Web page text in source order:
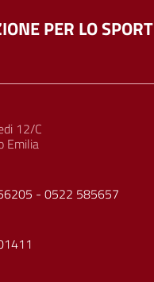
PER LO SPORT
12/C
Emilia
- 0522 585657